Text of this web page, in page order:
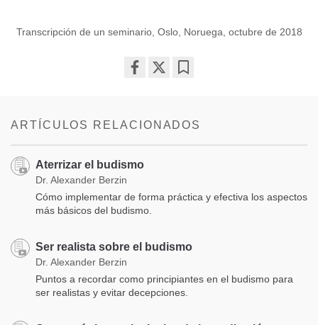
Transcripción de un seminario, Oslo, Noruega, octubre de 2018
ARTÍCULOS RELACIONADOS
Aterrizar el budismo
Dr. Alexander Berzin
Cómo implementar de forma práctica y efectiva los aspectos
más básicos del budismo.
Ser realista sobre el budismo
Dr. Alexander Berzin
Puntos a recordar como principiantes en el budismo para
ser realistas y evitar decepciones.